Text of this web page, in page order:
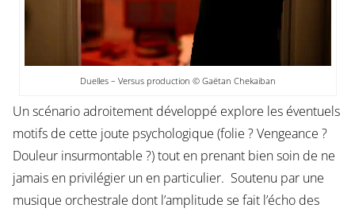
Duelles – Versus production © Gaëtan Chekaiban
Un scénario adroitement développé explore les éventuels
motifs de cette joute psychologique (folie ? Vengeance ?
Douleur insurmontable ?) tout en prenant bien soin de ne
jamais en privilégier un en particulier. Soutenu par une
musique orchestrale dont l’amplitude se fait l’écho des